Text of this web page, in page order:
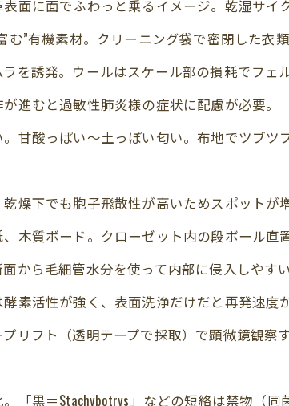
面に面でふわっと乗るイメージ。乾湿サ
”有機素材。クリーニング袋で密閉した衣類
を誘発。ウールはスケール部の損耗でフェ
進むと過敏性肺炎様の症状に配慮が必要。
酸っぱい～土っぽい匂い。布地でツブツブ
燥下でも胞子飛散性が高いためスポットが
木質ボード。クローゼット内の段ボール直
ら毛細管水分を使って内部に侵入しやすい
素活性が強く、表面洗浄だけだと再発速度
リフト（透明テープで採取）で顕微鏡観察
「黒＝Stachybotrys」などの短絡は禁物（